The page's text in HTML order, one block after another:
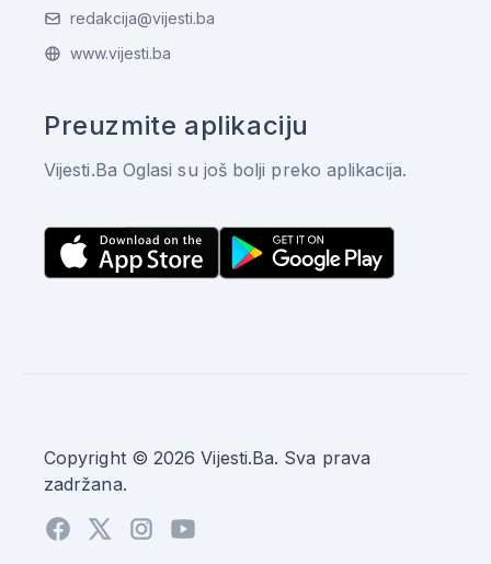
redakcija@vijesti.ba
www.vijesti.ba
Preuzmite aplikaciju
Vijesti.Ba Oglasi su još bolji preko aplikacija.
Copyright © 2026 Vijesti.Ba. Sva prava
zadržana.